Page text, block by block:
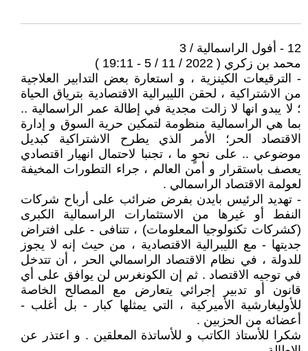
12 - أفول الراسمالية / 3
محمد بن زكري ( 2022 / 11 / 5 - 19:11 )
- الترقيعات الكينزية ، و استعارة بعض التدابير العلاجية
من الاشتراكية ، لحقن الليبرالية الاقتصادية بترياق الحياة
؛ لا يبدو انها لا زالت مجدية في إطالة عمر الراسمالية ..
بما هي الراسمالية منظومة لتمكين حرية السوق و إدارة
الاقتصاد الحر؛ الأمر الذي يطرح الاشتراكية كبديل
موضوعي .. على نحوٍ ما ، تجنبا لاحتمال انهيار اقتصادي
يعصف باستقرار و أمن العالم ، جراء التطورات المخيفة
لعولمة الاقتصاد الراسمالي .
- تهديد الرئيس بايدن بفرض ضرائب على أرباح شركات
النفط أو غيرها من الاستثمارات الراسمالية الكبرى
(كشركات تكنولوجيا المعلومات) ، تتنافى - على افتراض
جديتها - مع الليبرالية الاقتصادية ، من حيث إنه لا يجوز
للدولة ، في نظام الاقتصاد الراسمالي الحر ، أن تتدخل
في توجيه الاقتصاد . ثم إن الكونغرس لن يوافق على أي
قانون أو تدبير إجرائي يتعارض مع المصالح الخاصة
للأوليغارشية الأميركية ، التي يمثلها كبار - بل أغلب -
أعضائه من الحزبين .
شكرا للأستاذ الكاتب و للأساتذة المعلقين . و اعتذر عن